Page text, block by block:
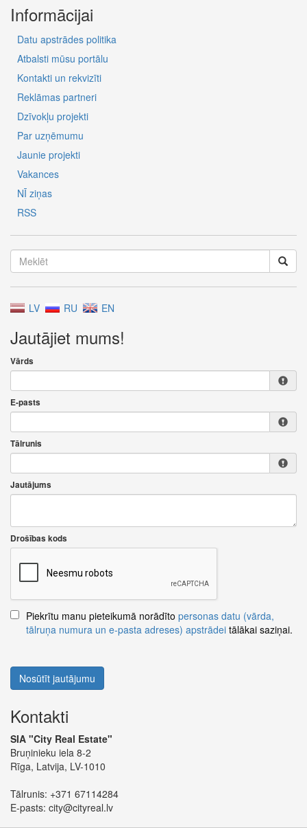
Informācijai
Datu apstrādes politika
Atbalsti mūsu portālu
Kontakti un rekvizīti
Reklāmas partneri
Dzīvokļu projekti
Par uzņēmumu
Jaunie projekti
Vakances
NĪ ziņas
RSS
LV RU EN
Jautājiet mums!
Vārds
E-pasts
Tālrunis
Jautājums
Drošības kods
Piekrītu manu pieteikumā norādīto personas datu (vārda,
tālruņa numura un e-pasta adreses) apstrādei tālākai saziņai.
Nosūtīt jautājumu
Kontakti
SIA "City Real Estate"
Bruņinieku iela 8-2
Rīga, Latvija, LV-1010
Tālrunis: +371 67114284
E-pasts: city@cityreal.lv